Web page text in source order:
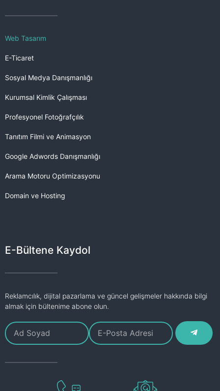
Web Tasarım
E-Ticaret
Sosyal Medya Danışmanlığı
Kurumsal Kimlik Çalışması
Profesyonel Fotoğrafçılık
Tanıtım Filmi ve Animasyon
Google Adwords Danışmanlığı
Arama Motoru Optimizasyonu
Domain ve Hosting
E-Bültene Kaydol
Reklamcılık, dijital pazarlama ve güncel gelişmeler hakkında bilgi
almak için bültenime abone olun.